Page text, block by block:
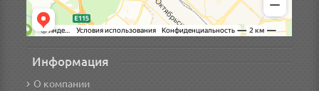
Информация
О компании